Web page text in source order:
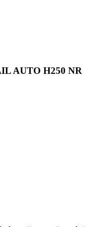
AUTO H250 NR